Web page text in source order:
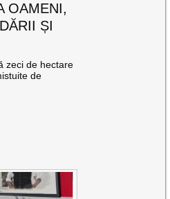
OAMENI,
ȘI
zeci de hectare
de